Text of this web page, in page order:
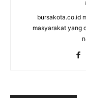
bursakota.co.id
masyarakat yang